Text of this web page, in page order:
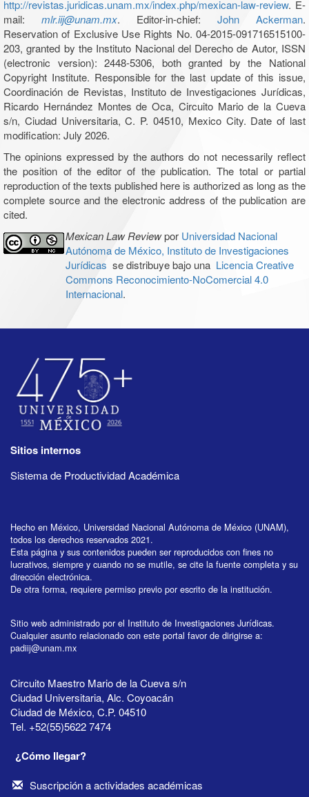
http://revistas.juridicas.unam.mx/index.php/mexican-law-review. E-
mail: mlr.iij@unam.mx. Editor-in-chief: John Ackerman.
Reservation of Exclusive Use Rights No. 04-2015-091716515100-
203, granted by the Instituto Nacional del Derecho de Autor, ISSN
(electronic version): 2448-5306, both granted by the National
Copyright Institute. Responsible for the last update of this issue,
Coordinación de Revistas, Instituto de Investigaciones Jurídicas,
Ricardo Hernández Montes de Oca, Circuito Mario de la Cueva
s/n, Ciudad Universitaria, C. P. 04510, Mexico City. Date of last
modification: July 2026.
The opinions expressed by the authors do not necessarily reflect
the position of the editor of the publication. The total or partial
reproduction of the texts published here is authorized as long as the
complete source and the electronic address of the publication are
cited.
Mexican Law Reviewpor Universidad Nacional
Autónoma de México, Instituto de Investigaciones
Jurídicas se distribuye bajo una Licencia Creative
Commons Reconocimiento-NoComercial 4.0
Internacional.
Sitios internos
Sistema de Productividad Académica
Hecho en México, Universidad Nacional Autónoma de México (UNAM),
todos los derechos reservados 2021.
Esta página y sus contenidos pueden ser reproducidos con fines no
lucrativos, siempre y cuando no se mutile, se cite la fuente completa y su
dirección electrónica.
De otra forma, requiere permiso previo por escrito de la institución.
Sitio web administrado por el Instituto de Investigaciones Jurídicas.
Cualquier asunto relacionado con este portal favor de dirigirse a:
padiij@unam.mx
Circuito Maestro Mario de la Cueva s/n
Ciudad Universitaria, Alc. Coyoacán
Ciudad de México, C.P. 04510
Tel. +52(55)5622 7474
¿Cómo llegar?
Suscripción a actividades académicas